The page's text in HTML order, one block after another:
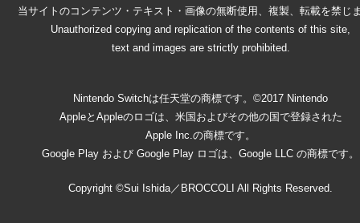
当サイトのコンテンツ・テキスト・画像の無断使用、複製、転載を禁じ
Unauthorized copying and replication of the contents of this site,
text and images are strictly prohibited.
Nintendo Switchは任天堂の商標です。©2017 Nintendo
AppleとAppleのロゴは、米国およびその他の国で登録された
Apple Inc.の商標です。
Google Play および Google Play ロゴは、Google LLC の商標です。
Copyright ©Sui Ishida／BROCCOLI All Rights Reserved.